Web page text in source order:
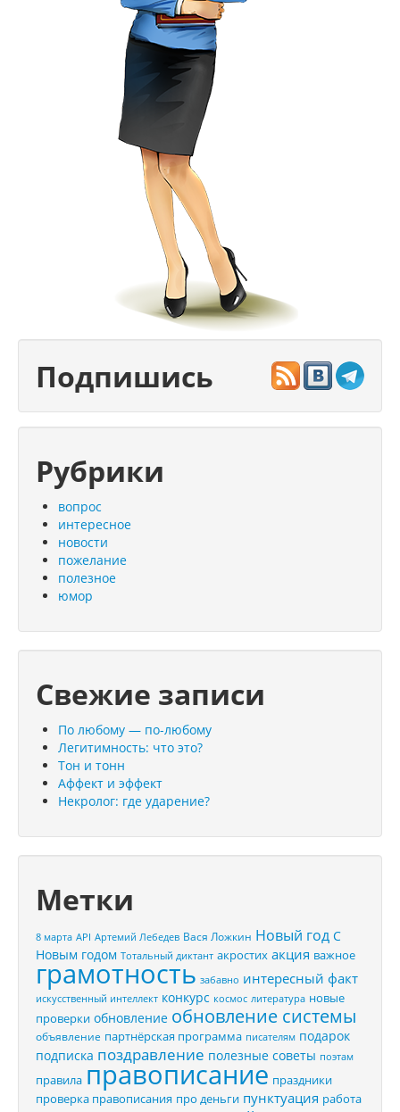
Подпишись
Рубрики
вопрос
интересное
новости
пожелание
полезное
юмор
Свежие записи
По любому — по-любому
Легитимность: что это?
Тон и тонн
Аффект и эффект
Некролог: где ударение?
Метки
8 марта API Артемий Лебедев Вася Ложкин Новый год С
Новым годом Тотальный диктант акростих акция важное
грамотность забавно интересный факт
искусственный интеллект конкурс космос литература новые
проверки обновление обновление системы
объявление партнёрская программа писателям подарок
подписка поздравление полезные советы поэтам
правила правописание праздники
проверка правописания про деньги пунктуация работа